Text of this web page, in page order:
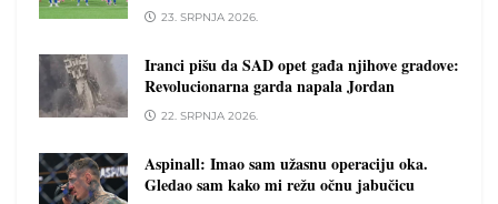
23. SRPNJA 2026.
Iranci pišu da SAD opet gađa njihove gradove:
Revolucionarna garda napala Jordan
22. SRPNJA 2026.
Aspinall: Imao sam užasnu operaciju oka.
Gledao sam kako mi režu očnu jabučicu